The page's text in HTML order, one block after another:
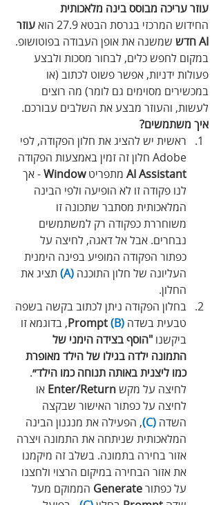
עוזר עריכה מבוסס בינה מלאכותית
החידוש המרכזי בגרסת הבטא 27.9 הוא
עוזר
AI חדש
שמשנה את אופן העבודה בפוטושופ.
במקום לחפש כלים, לבחור מסכות ולבצע
פעולות ידניות, אפשר פשוט לכתוב (או
במכשירים מסוימים גם לומר) מה רוצים
לעשות, והעוזר מבצע את השלבים עבורכם.
איך משתמשים?
ראשית יש להציג את חלון הפקודה, לפי
Adobe חלון זה זמין באמצעות הפקודה
AI Assistant מתפריט Window - אך
לנו פקודה זו לא הופיעה ולפי הבינה
המלאכותית מסתבר שתכונה זו
משוחררת כפקודה רק למשתמשים
נבחרים. אבל אל דאגה, לחיצה על
כפתור הפקודה המופיע בפינה הימנית
העליונה של חלון התוכנה (A)
תציג את
החלון.
בחלון הפקודה ניתן לכתוב בקשה בשפה
טבעית בשדה (B)
Prompt, בדוגמא זו
ביקשנו "הוסף בצידה הימני של
התמונה ילדה בגילו של הילד מאופרת
כמו ליצנית באותה תנוחה כמו הילד״.
לחיצה על מקש Enter‪/‬Return או
לחיצה על כפתור האישור שבקצה
השדה (C)
, הפעילה את מנגנון הבינה
המלאכותית שניתחה את התמונה ויצרה
אזור בחירה בתמונה. בשלב זה מיקמנו
את אזור הבחירה במיקום הרצוי ולחצנו
על כפתור Generate הממוקם מעל